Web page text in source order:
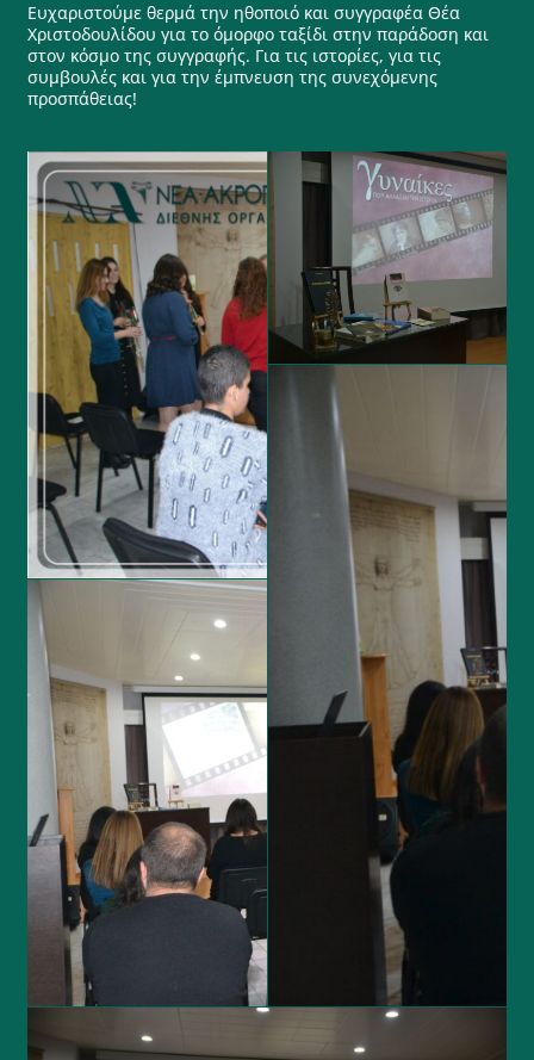
Ευχαριστούμε θερμά την ηθοποιό και συγγραφέα Θέα
Χριστοδουλίδου για το όμορφο ταξίδι στην παράδοση και
στον κόσμο της συγγραφής. Για τις ιστορίες, για τις
συμβουλές και για την έμπνευση της συνεχόμενης
προσπάθειας!